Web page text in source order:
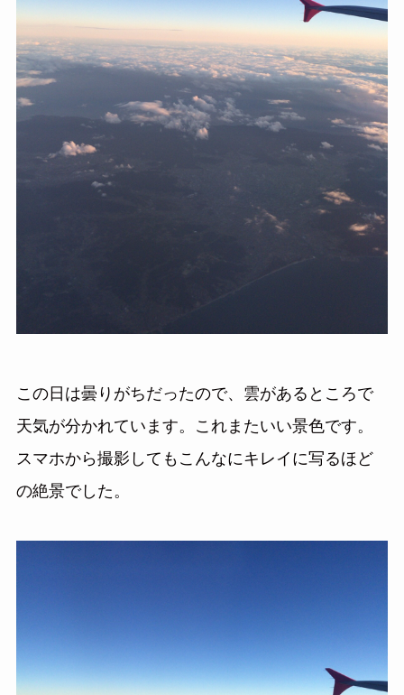
この日は曇りがちだったので、雲があるところで
天気が分かれています。これまたいい景色です。
スマホから撮影してもこんなにキレイに写るほど
の絶景でした。